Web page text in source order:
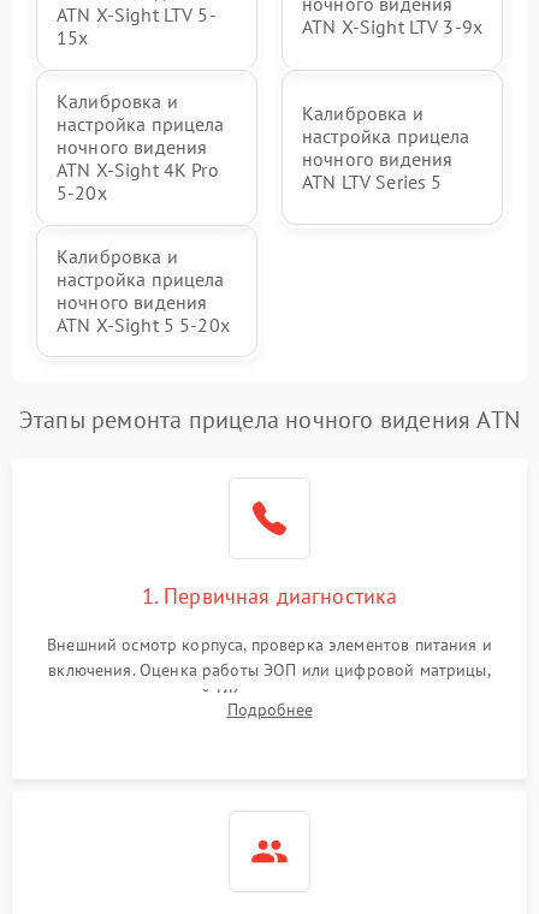
ATN X-Sight LTV 5-
15x
ATN X-Sight LTV 3-9x
Калибровка и
настройка прицела
ночного видения
ATN X-Sight 4K Pro
5-20x
Калибровка и
настройка прицела
ночного видения
ATN LTV Series 5
Калибровка и
настройка прицела
ночного видения
ATN X-Sight 5 5-20x
Этапы ремонта прицела ночного видения ATN
1. Первичная диагностика
Внешний осмотр корпуса, проверка элементов питания и
включения. Оценка работы ЭОП или цифровой матрицы,
проверка встроенной ИК-подсветки и механизма выверки
прицельной сетки. Выявление видимых дефектов оптики и
Подробнее